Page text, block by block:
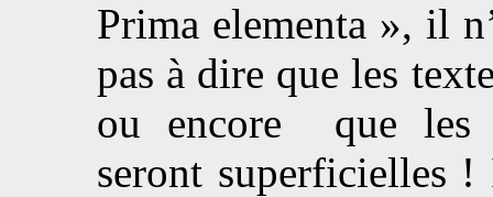
Prima elementa », il
pas à dire que les
ou encore que les
seront superficielles